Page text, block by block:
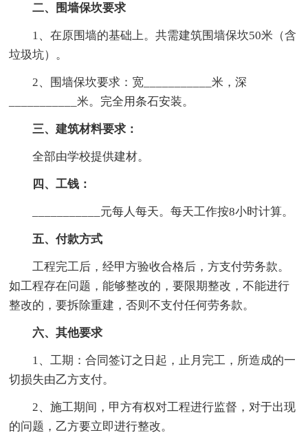
二、围墙保坎要求
1、在原围墙的基础上。共需建筑围墙保坎50米（含
垃圾坑）。
2、围墙保坎要求：宽___________米，深
___________米。完全用条石安装。
三、建筑材料要求：
全部由学校提供建材。
四、工钱：
___________元每人每天。每天工作按8小时计算。
五、付款方式
工程完工后，经甲方验收合格后，方支付劳务款。
如工程存在问题，能够整改的，要限期整改，不能进行
整改的，要拆除重建，否则不支付任何劳务款。
六、其他要求
1、工期：合同签订之日起，止月完工，所造成的一
切损失由乙方支付。
2、施工期间，甲方有权对工程进行监督，对于出现
的问题，乙方要立即进行整改。